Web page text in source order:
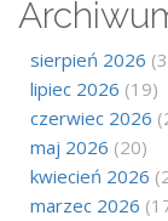
sierpień 2026
lipiec 2026 (19)
czerwiec 2026
maj 2026 (20)
kwiecień 2026
marzec 2026